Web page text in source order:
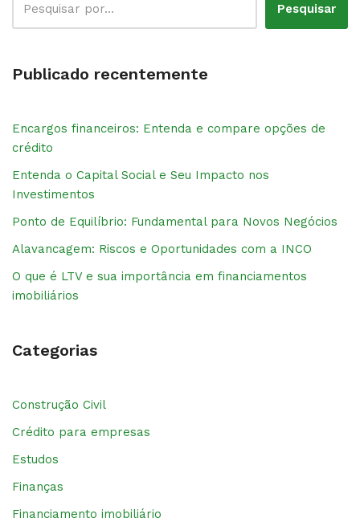
Pesquisar
Publicado recentemente
Encargos financeiros: Entenda e compare opções de
crédito
Entenda o Capital Social e Seu Impacto nos
Investimentos
Ponto de Equilíbrio: Fundamental para Novos Negócios
Alavancagem: Riscos e Oportunidades com a INCO
O que é LTV e sua importância em financiamentos
imobiliários
Categorias
Construção Civil
Crédito para empresas
Estudos
Finanças
Financiamento imobiliário